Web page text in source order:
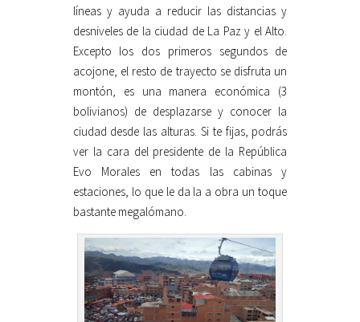
líneas y ayuda a reducir las distancias y
desniveles de la ciudad de La Paz y el Alto.
Excepto los dos primeros segundos de
acojone, el resto de trayecto se disfruta un
montón, es una manera económica (3
bolivianos) de desplazarse y conocer la
ciudad desde las alturas. Si te fijas, podrás
ver la cara del presidente de la República
Evo Morales en todas las cabinas y
estaciones, lo que le da la a obra un toque
bastante megalómano.